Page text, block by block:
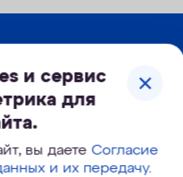
и сервис
для
вы даетеСогласие
и их передачу.
и новостях: